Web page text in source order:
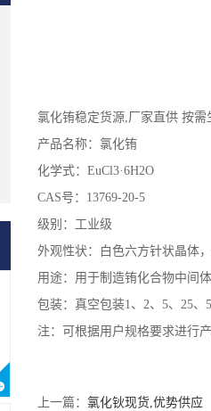
氯化铕稳定货源,厂家直供 按需
产品名称：氯化铕
化学式：EuCl3·6H2O
CAS号：13769-20-5
级别：工业级
外观性状：白色六方针状晶体
用途：用于制造铕化合物中间
包装：真空包装1、2、5、25、
注：可根据用户规格要求进行
上一篇： 氯化钬现货,优势供应